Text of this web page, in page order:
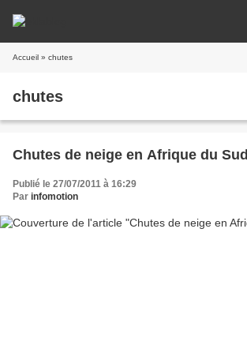
Accueil » chutes
chutes
Chutes de neige en Afrique du Sud
Publié le 27/07/2011 à 16:29
Par infomotion